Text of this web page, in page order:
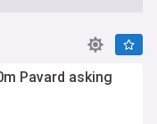
Pavard asking